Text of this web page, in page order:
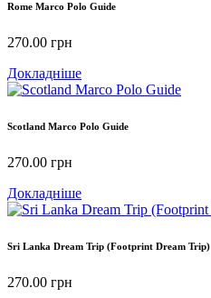
Rome Marco Polo Guide
270.00 грн
Докладніше
Scotland Marco Polo Guide
270.00 грн
Докладніше
Sri Lanka Dream Trip (Footprint Dream Trip)
270.00 грн